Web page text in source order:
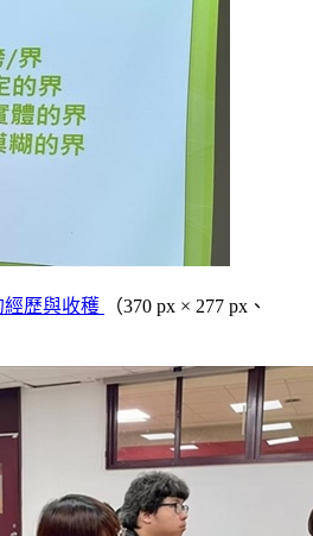
經歷與收穫
（370 px × 277 px、